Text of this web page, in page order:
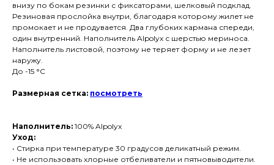
внизу по бокам резинки с фиксаторами, шелковый подклад.
Резиновая прослойка внутри, благодаря которому жилет не
промокает и не продувается. Два глубоких кармана спереди,
один внутренний. Наполнитель Alpolyx с шерстью мериноса.
Наполнитель листовой, поэтому не теряет форму и не лезет
наружу.
До -15 °C
Размерная сетка: посмотреть
Наполнитель: 100% Alpolyx
Уход:
• Стирка при температуре 30 градусов деликатный режим.
• Не использовать хлорные отбеливатели и пятновыводители.